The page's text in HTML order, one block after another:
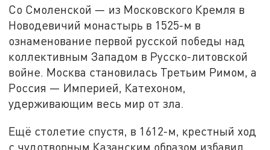
Со Смоленской — из Московского Кремля в
Новодевичий монастырь в 1525-м в
ознаменование первой русской победы над
коллективным Западом в Русско-литовской
войне. Москва становилась Третьим Римом, а
Россия — Империей, Катехоном,
удерживающим весь мир от зла.
Ещё столетие спустя, в 1612-м, крестный ход
с чудотворным Казанским образом избавил